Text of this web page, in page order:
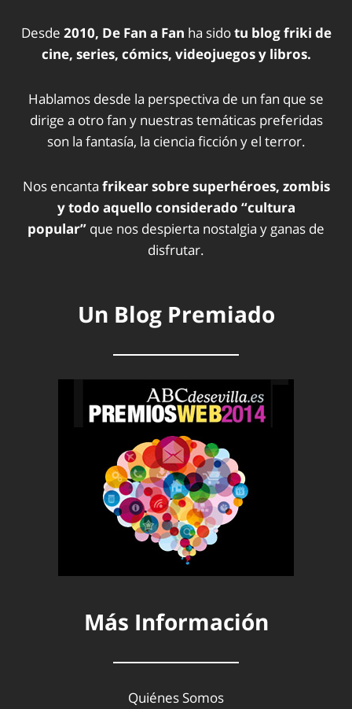
Desde 2010, De Fan a Fan ha sidotu blog friki de
cine, series, cómics, videojuegos y libros.
Hablamos desde la perspectiva de un fan que se
dirige a otro fan y nuestras temáticas preferidas
son la fantasía, la ciencia ficción y el terror.
Nos encanta frikear sobre superhéroes, zombis
y todo aquello considerado “cultura
popular” que nos despierta nostalgia y ganas de
disfrutar.
Un Blog Premiado
Más Información
Quiénes Somos